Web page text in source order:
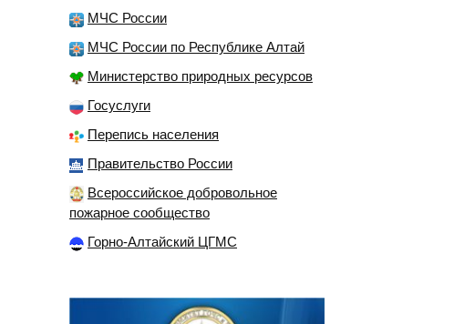
МЧС России
МЧС России по Республике Алтай
Министерство природных ресурсов
Госуслуги
Перепись населения
Правительство России
Всероссийское добровольное
пожарное сообщество
Горно-Алтайский ЦГМС